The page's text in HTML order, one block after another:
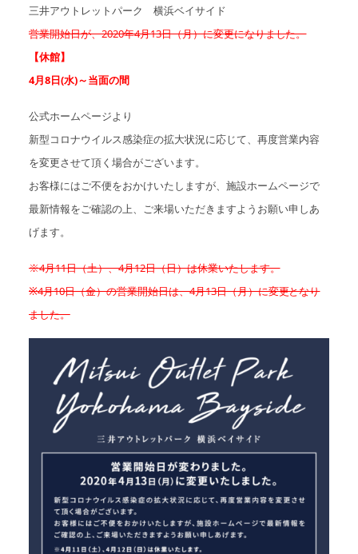
三井アウトレットパーク 横浜ベイサイド
営業開始日が、2020年4月13日（月）に変更になりました。
【休館】
4月8日(水)～当面の間
公式ホームページより
新型コロナウイルス感染症の拡大状況に応じて、再度営業内容
を変更させて頂く場合がございます。
お客様にはご不便をおかけいたしますが、施設ホームページで
最新情報をご確認の上、ご来場いただきますようお願い申しあ
げます。
※4月11日（土）、4月12日（日）は休業いたします。
※4月10日（金）の営業開始日は、4月13日（月）に変更となり
ました。